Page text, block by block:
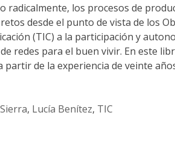
los procesos de
desde el punto de vista de los
(TIC) a la participación y
redes para el buen vivir. En este
de la experiencia de veinte
, Lucía Benítez, TIC